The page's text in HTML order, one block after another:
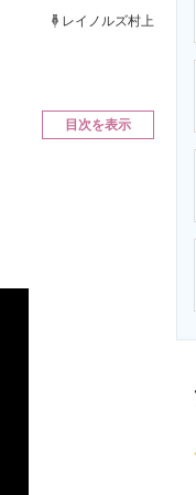
エネルギーの
レイノルズ村上
目次を表示